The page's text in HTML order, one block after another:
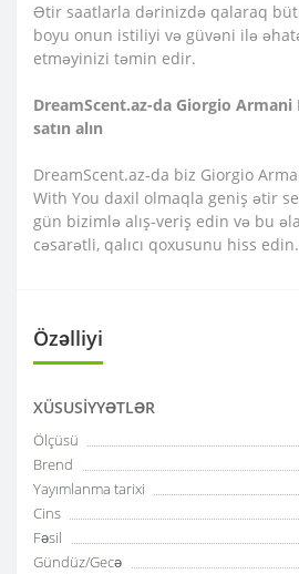
Ətir saatlarla dərinizdə qalaraq
boyu onun istiliyi və güvəni ilə
etməyinizi təmin edir.
DreamScent.az-da Giorgio
satın alın
DreamScent.az-da biz Giorgio
With You daxil olmaqla geniş ətir
gün bizimlə alış-veriş edin və bu
cəsarətli, qalıcı qoxusunu hiss edin.
Özəlliyi
XÜSUSIYYƏTLƏR
Ölçüsü
Brend
Yayımlanma tarixi
Cins
Fəsil
Gündüz/Gecə